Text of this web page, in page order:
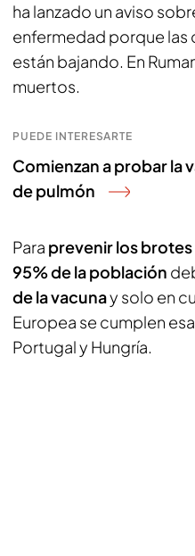
ha lanzado un aviso
enfermedad porque las
están bajando. En
muertos.
PUEDE INTERESARTE
Comienzan a probar la
de pulmón
Para prevenir los brotes
95% de la población
de la vacunay solo en
Europea se cumplen
Portugal y Hungría.